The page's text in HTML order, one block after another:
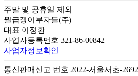
주말 및 공휴일 제외
월급쟁이부자들(주)
대표 이정환
사업자등록번호 321-86-00842
사업자정보확인
통신판매신고 번호 2022-서울서초-2692